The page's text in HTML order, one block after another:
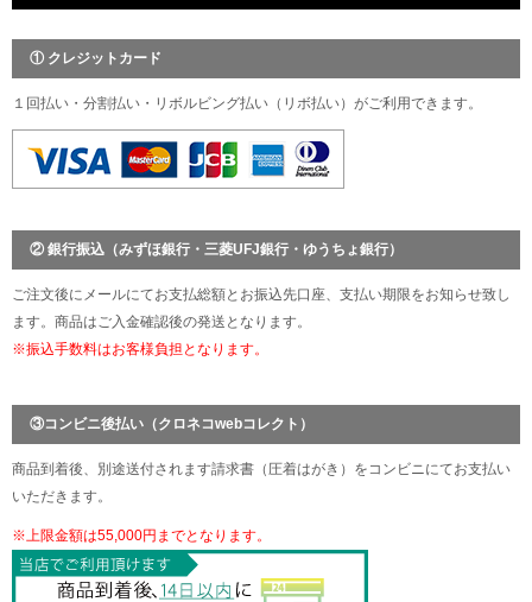
① クレジットカード
１回払い・分割払い・リボルビング払い（リボ払い）がご利用できます。
② 銀行振込（みずほ銀行・三菱UFJ銀行・ゆうちょ銀行）
ご注文後にメールにてお支払総額とお振込先口座、支払い期限をお知らせ致し
ます。商品はご入金確認後の発送となります。
※振込手数料はお客様負担となります。
③コンビニ後払い（クロネコwebコレクト）
商品到着後、別途送付されます請求書（圧着はがき）をコンビニにてお支払い
いただきます。
※上限金額は55,000円までとなります。